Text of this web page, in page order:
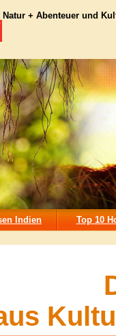
Natur + Abenteuer und
Indien Top 10